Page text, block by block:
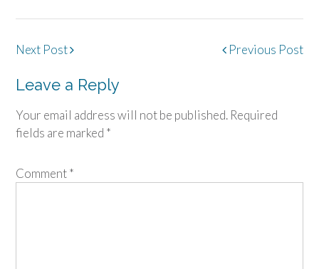
Post
Previous Post
Next Post
Leave a Reply
Your email address will not be published. Required
fields are marked *
Comment*